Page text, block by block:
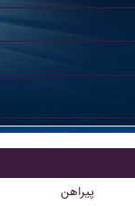
پیراهن